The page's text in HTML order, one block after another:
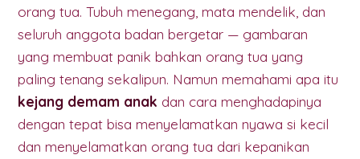
orang tua. Tubuh menegang, mata mendelik, dan
seluruh anggota badan bergetar — gambaran
yang membuat panik bahkan orang tua yang
paling tenang sekalipun. Namun memahami apa itu
kejang demam anak dan cara menghadapinya
dengan tepat bisa menyelamatkan nyawa si kecil
dan menyelamatkan orang tua dari kepanikan